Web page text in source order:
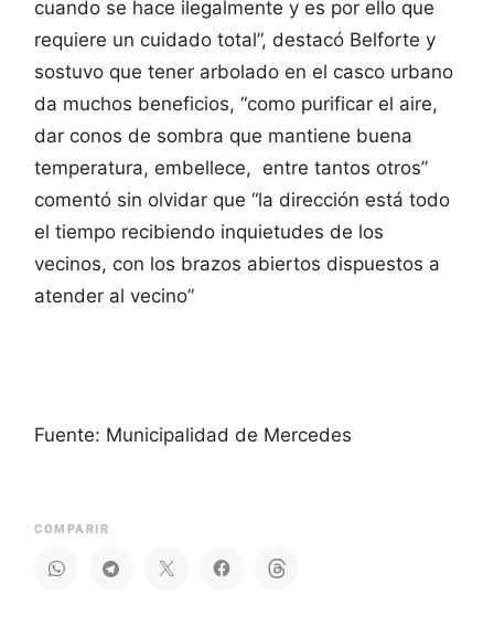
cuando se hace ilegalmente y es por ello que
requiere un cuidado total”, destacó Belforte y
sostuvo que tener arbolado en el casco urbano
da muchos beneficios, “como purificar el aire,
dar conos de sombra que mantiene buena
temperatura, embellece, entre tantos otros”
comentó sin olvidar que “la dirección está todo
el tiempo recibiendo inquietudes de los
vecinos, con los brazos abiertos dispuestos a
atender al vecino”
Fuente: Municipalidad de Mercedes
COMPARIR